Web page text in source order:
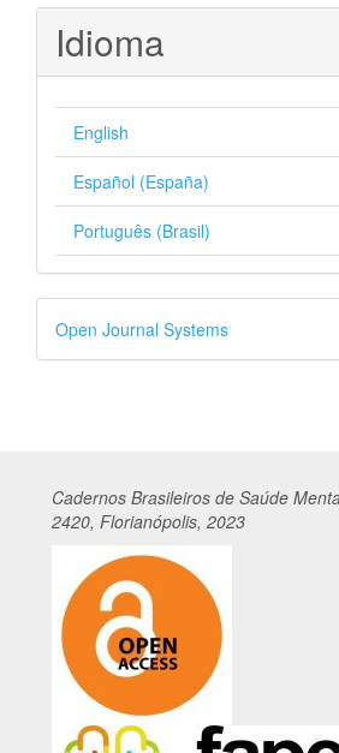
Idioma
English
Español (España)
Português (Brasil)
Desenvolvido
por
Open Journal Systems
Cadernos Brasileiros de Saúde
2420, Florianópolis, 2023